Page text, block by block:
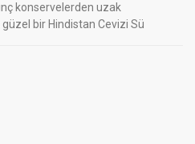
konservelerden uzak
bir Hindistan Cevizi Sü